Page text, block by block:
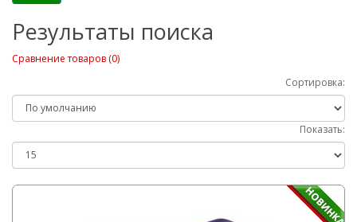
Результаты поиска
Сравнение товаров (0)
Сортировка:
Показать: